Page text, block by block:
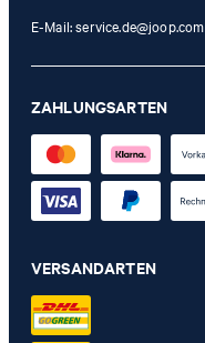
E-Mail:service.de@joop.com
ZAHLUNGSARTEN
VERSANDARTEN